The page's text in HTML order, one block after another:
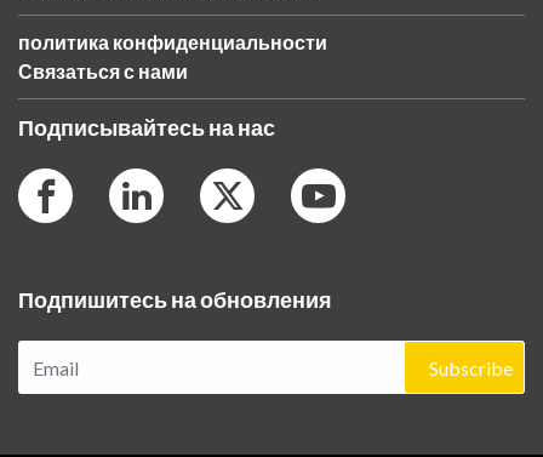
политика конфиденциальности
Связаться с нами
Подписывайтесь на нас
Подпишитесь на обновления
Subscribe